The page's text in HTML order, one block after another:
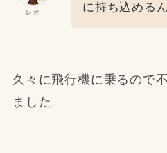
レオ
に持ち込める
久々に飛行機に乗るので
ました。